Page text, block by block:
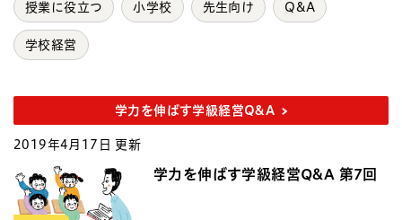
授業に役立つ 小学校 先生向け Q&A
学校経営
学力を伸ばす学級経営Q&A
2019年4月17日 更新
学力を伸ばす学級経営Q&A 第7回